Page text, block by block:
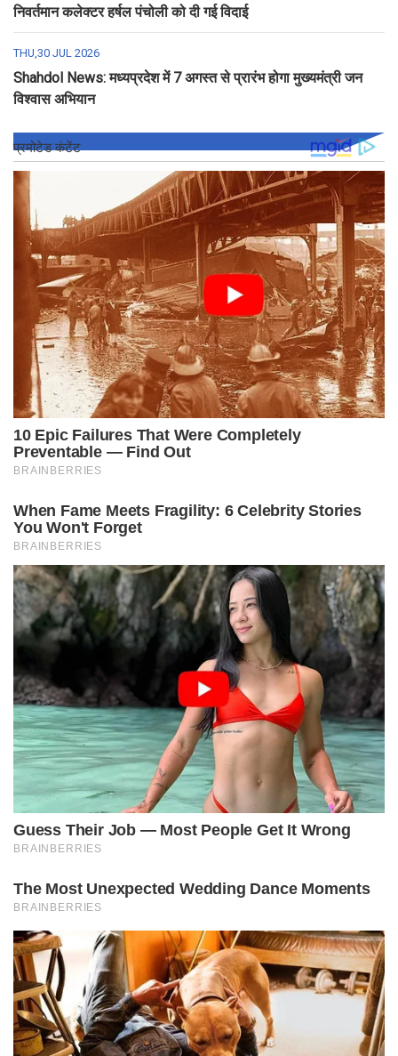
निवर्तमान कलेक्टर हर्षल पंचोली को दी गई विदाई
THU,30 JUL 2026
Shahdol News: मध्यप्रदेश में 7 अगस्त से प्रारंभ होगा मुख्यमंत्री जन
विश्वास अभियान